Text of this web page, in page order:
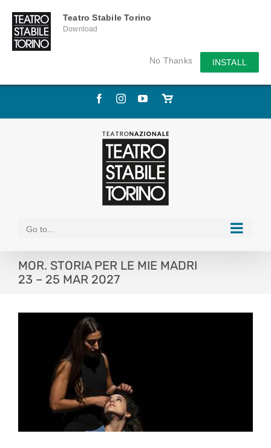
Teatro Stabile Torino
Download
No Thanks INSTALL
Skip
FacebookInstagramYouTube
Store
Go to...
MOR. STORIA PER LE MIE MADRI
23 – 25 MAR 2027